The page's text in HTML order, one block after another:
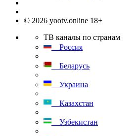
© 2026 yootv.online 18+
ТВ каналы по странам
Россия
Беларусь
Украина
Казахстан
Узбекистан